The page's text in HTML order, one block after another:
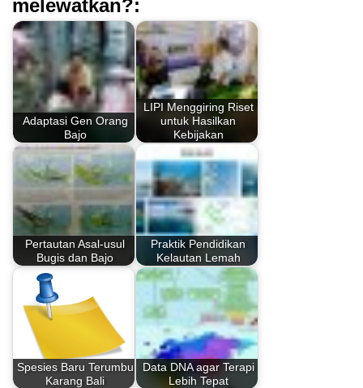
melewatkan?:
Adaptasi Gen Orang
Bajo
LIPI Menggiring Riset
untuk Hasilkan
Kebijakan
Pertautan Asal-usul
Bugis dan Bajo
Praktik Pendidikan
Kelautan Lemah
Spesies Baru Terumbu
Karang Bali
Data DNA agar Terapi
Lebih Tepat